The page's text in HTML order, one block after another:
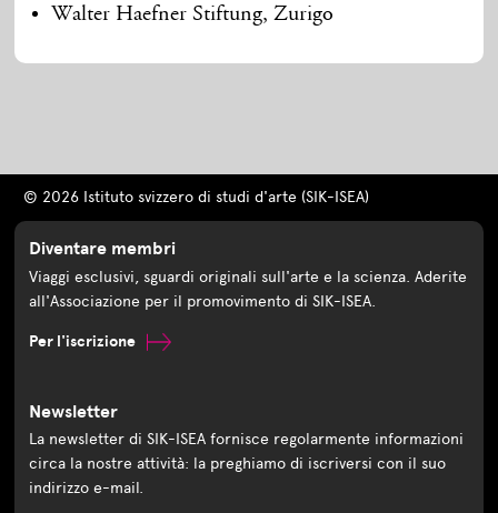
Walter Haefner Stiftung, Zurigo
© 2026 Istituto svizzero di studi d'arte (SIK-ISEA)
Diventare membri
Viaggi esclusivi, sguardi originali sull'arte e la scienza. Aderite
all'Associazione per il promovimento di SIK-ISEA.
Per l'iscrizione
Newsletter
La newsletter di SIK-ISEA fornisce regolarmente informazioni
circa la nostre attività: la preghiamo di iscriversi con il suo
indirizzo e-mail.